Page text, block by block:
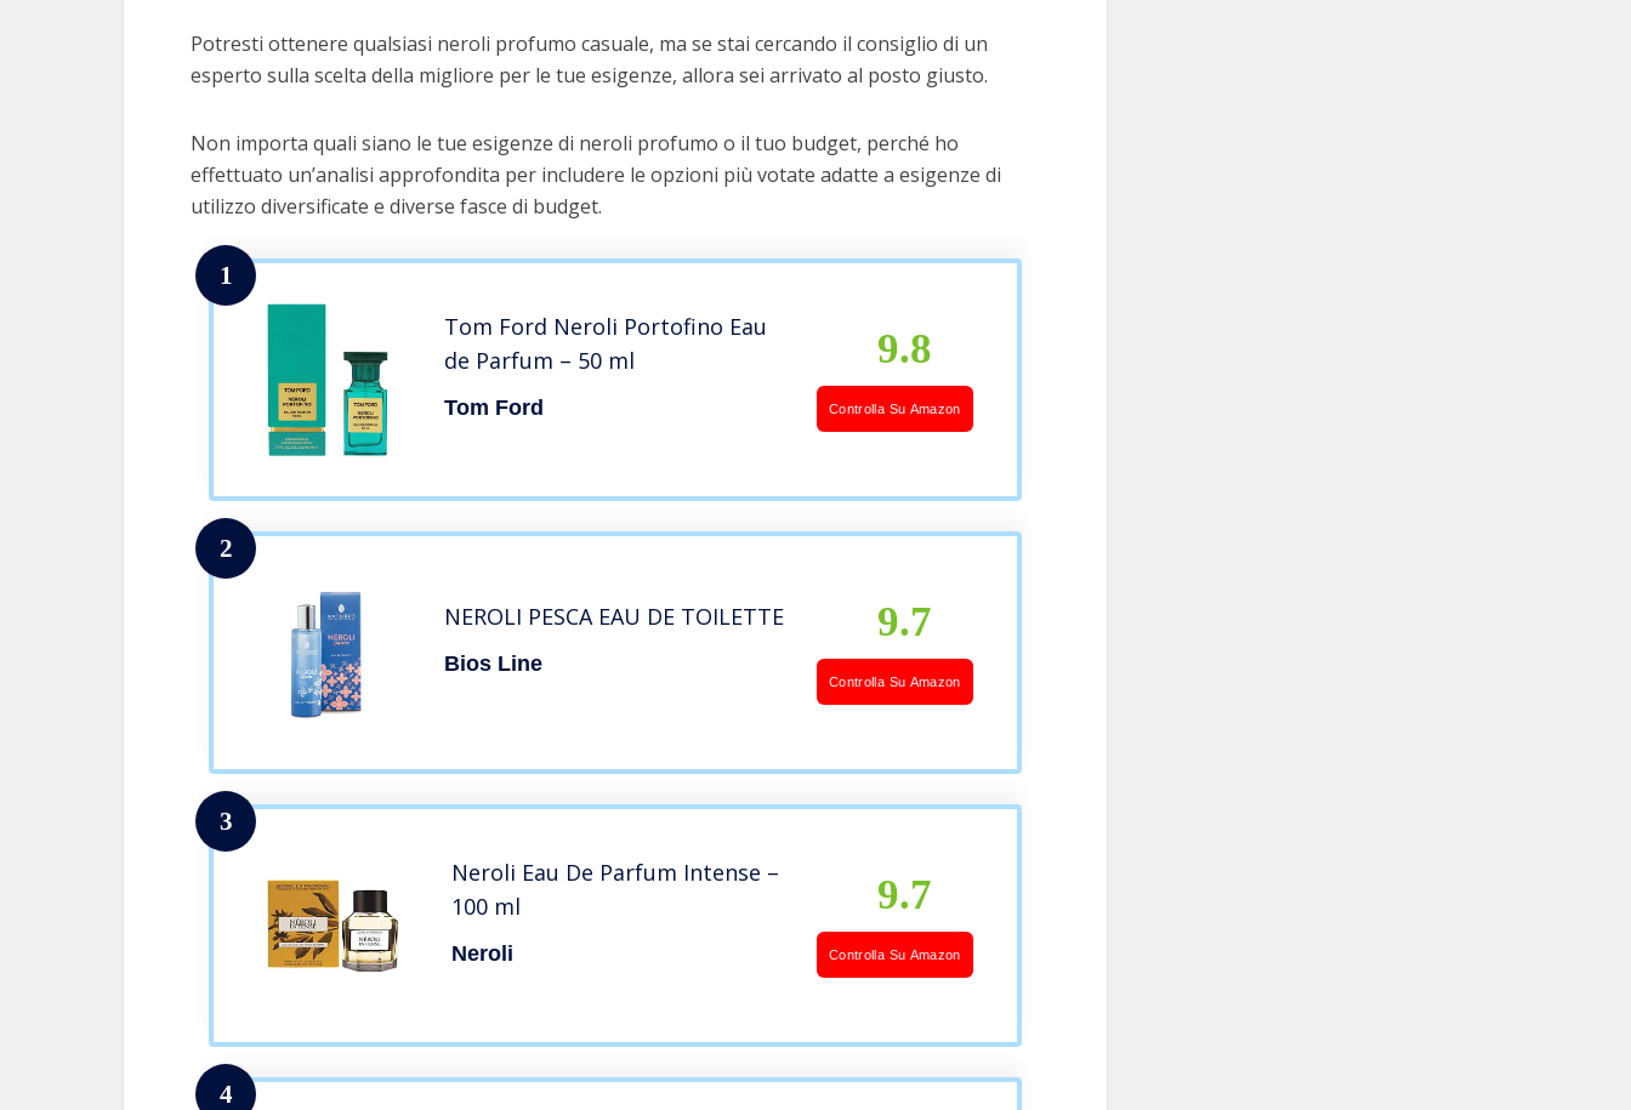
Potresti ottenere qualsiasi neroli profumo casuale, ma se stai cercando il consiglio di un
esperto sulla scelta della migliore per le tue esigenze, allora sei arrivato al posto giusto.
Non importa quali siano le tue esigenze di neroli profumo o il tuo budget, perché ho
effettuato un’analisi approfondita per includere le opzioni più votate adatte a esigenze di
utilizzo diversificate e diverse fasce di budget.
1
Tom Ford Neroli Portofino Eau
de Parfum – 50 ml
Tom Ford
9.8
Controlla Su Amazon
2
NEROLI PESCA EAU DE TOILETTE
Bios Line
9.7
Controlla Su Amazon
3
Neroli Eau De Parfum Intense –
100 ml
Neroli
9.7
Controlla Su Amazon
4